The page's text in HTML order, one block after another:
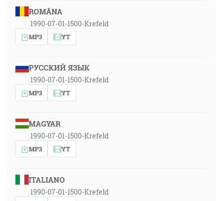
ROMÂNA
1990-07-01-1500-Krefeld
MP3 YT
РУССКИЙ ЯЗЫК
1990-07-01-1500-Krefeld
MP3 YT
MAGYAR
1990-07-01-1500-Krefeld
MP3 YT
ITALIANO
1990-07-01-1500-Krefeld